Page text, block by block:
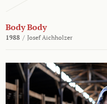
Body Body
1988 / Josef Aichholzer